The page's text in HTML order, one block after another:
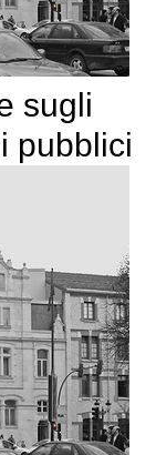
sugli
pubblici